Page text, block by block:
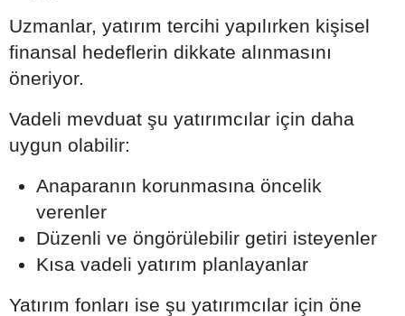
Uzmanlar, yatırım tercihi yapılırken kişisel
finansal hedeflerin dikkate alınmasını
öneriyor.
Vadeli mevduat şu yatırımcılar için daha
uygun olabilir:
Anaparanın korunmasına öncelik
verenler
Düzenli ve öngörülebilir getiri isteyenler
Kısa vadeli yatırım planlayanlar
Yatırım fonları ise şu yatırımcılar için öne